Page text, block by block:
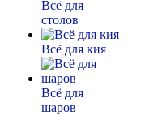
Всё для
столов
Всё для кия
Всё для
шаров